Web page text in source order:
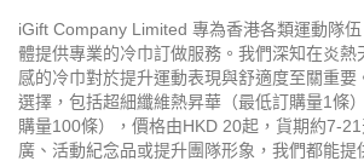
iGift Company Limited 專為香港各類運動隊
體提供專業的冷巾訂做服務。我們深知在炎熱
感的冷巾對於提升運動表現與舒適度至關重要
選擇，包括超細纖維熱昇華（最低訂購量1條
購量100條），價格由HKD 20起，貨期約7-
廣、活動紀念品或提升團隊形象，我們都能提